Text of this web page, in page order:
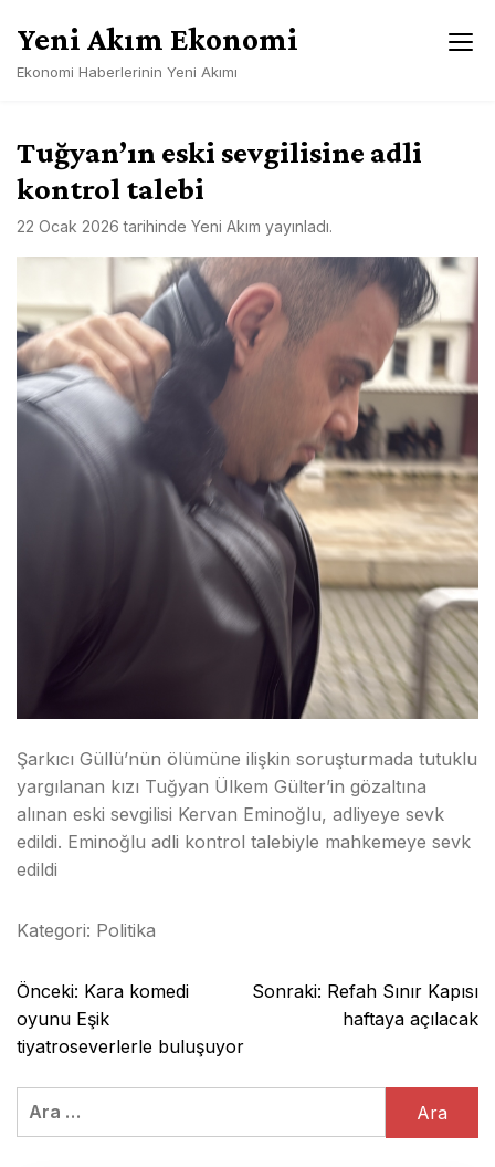
content
Yeni Akım Ekonomi
Ekonomi Haberlerinin Yeni Akımı
Tuğyan’ın eski sevgilisine adli
kontrol talebi
22 Ocak 2026 tarihinde Yeni Akım yayınladı.
Şarkıcı Güllü’nün ölümüne ilişkin soruşturmada tutuklu
yargılanan kızı Tuğyan Ülkem Gülter’in gözaltına
alınan eski sevgilisi Kervan Eminoğlu, adliyeye sevk
edildi. Eminoğlu adli kontrol talebiyle mahkemeye sevk
edildi
Kategori: Politika
Yazı
gezinmesi
Önceki: Kara komedi
oyunu Eşik
tiyatroseverlerle buluşuyor
Sonraki: Refah Sınır Kapısı
haftaya açılacak
Arama: